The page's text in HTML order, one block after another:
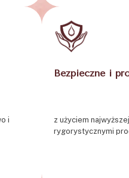
i
Bezpieczne i
z użyciem
rygorystycznymi